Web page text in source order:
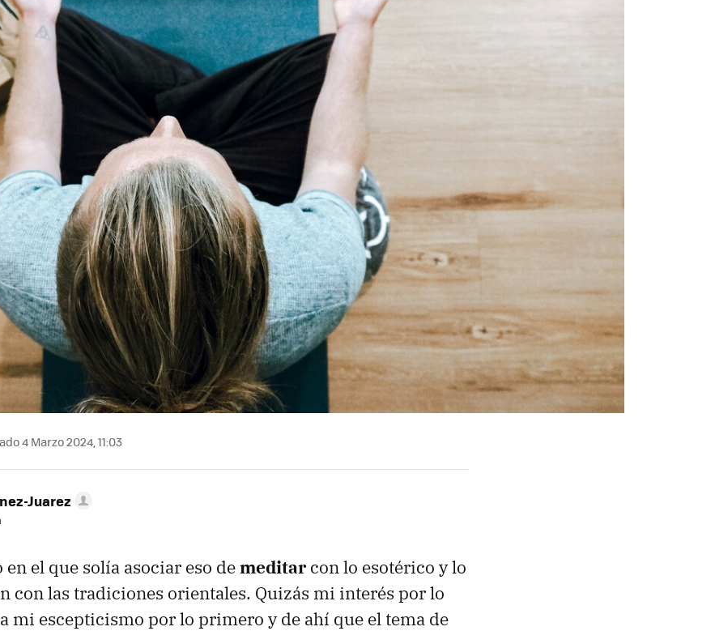
4 Marzo 2024, 11:03
Juarez
el que solía asociar eso demeditar con lo esotérico y lo
con las tradiciones orientales. Quizás mi interés por lo
mi escepticismo por lo primero y de ahí que el tema de